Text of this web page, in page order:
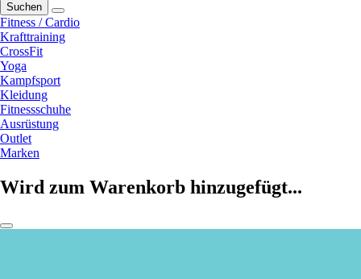
Suchen
Fitness / Cardio
Krafttraining
CrossFit
Yoga
Kampfsport
Kleidung
Fitnessschuhe
Ausrüstung
Outlet
Marken
Wird zum Warenkorb hinzugefügt...